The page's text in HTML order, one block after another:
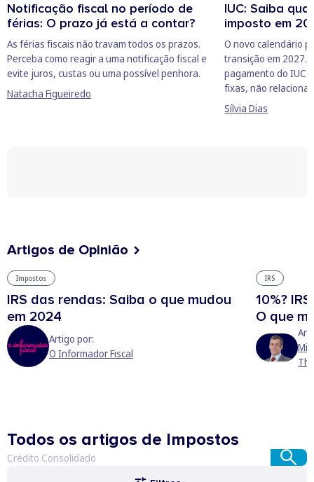
Notificação fiscal no período de
férias: O prazo já está a contar?
As férias fiscais não travam todos os prazos.
Perceba como reagir a uma notificação fiscal e
evite juros, custas ou uma possível penhora.
Natacha Figueiredo
IUC: Saiba
imposto em
O novo calendário
transição em 2027.
pagamento do IUC
fixas, não
Sílvia Dias
Artigos de Opinião
Impostos
IRS das rendas: Saiba o que mudou
em 2024
Artigo por:
O Informador Fiscal
IRS
10%?
O que
Todos os artigos de Impostos